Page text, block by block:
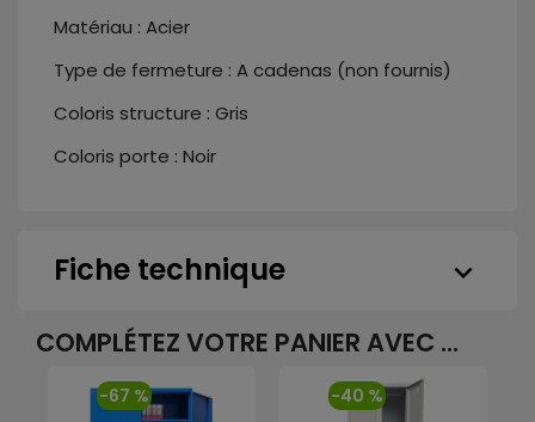
Matériau : Acier
Type de fermeture : A cadenas (non fournis)
Coloris structure : Gris
Coloris porte : Noir
Fiche technique keyboard_arrow_down
COMPLÉTEZ VOTRE PANIER AVEC ...
-67 % -40 %